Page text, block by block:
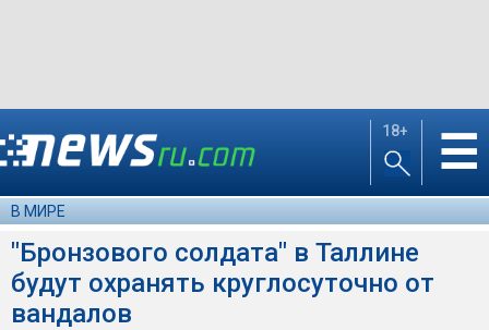
18+ ☰
В МИРЕ
"Бронзового солдата" в Таллине
будут охранять круглосуточно от
вандалов